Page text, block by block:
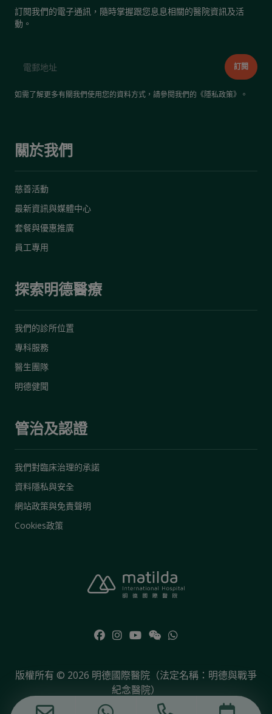
訂閱我們的電子通訊，隨時掌握跟您息息相關的醫院資訊及活
動。
如需了解更多有關我們使用您的資料方式，請參閱我們的《隱私政策》。
關於我們
慈善活動
最新資訊與媒體中心
套餐與優惠推廣
員工專用
探索明德醫療
我們的診所位置
專科服務
醫生團隊
明德健聞
管治及認證
我們對臨床治理的承諾
資料隱私與安全
網站政策與免責聲明
Cookies政策
版權所有 © 2026 明德國際醫院（法定名稱：明德與戰爭
紀念醫院）